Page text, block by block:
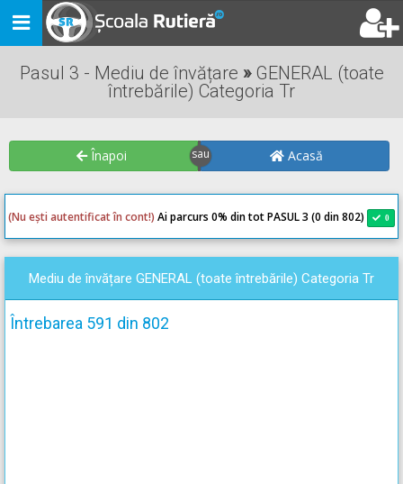
Toggle
navigation
Pasul 3 - Mediu de învățare »GENERAL (toate
întrebările) Categoria Tr
Înapoi Acasă
(Nu ești autentificat în cont!) Ai parcurs 0% din tot PASUL 3 (0 din 802) 0
Mediu de învățare GENERAL (toate întrebările) Categoria Tr
Întrebarea 591 din 802